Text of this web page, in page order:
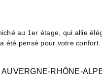
au 1er étage, qui allie
été pensé pour votre
AUVERGNE-RHÔNE-